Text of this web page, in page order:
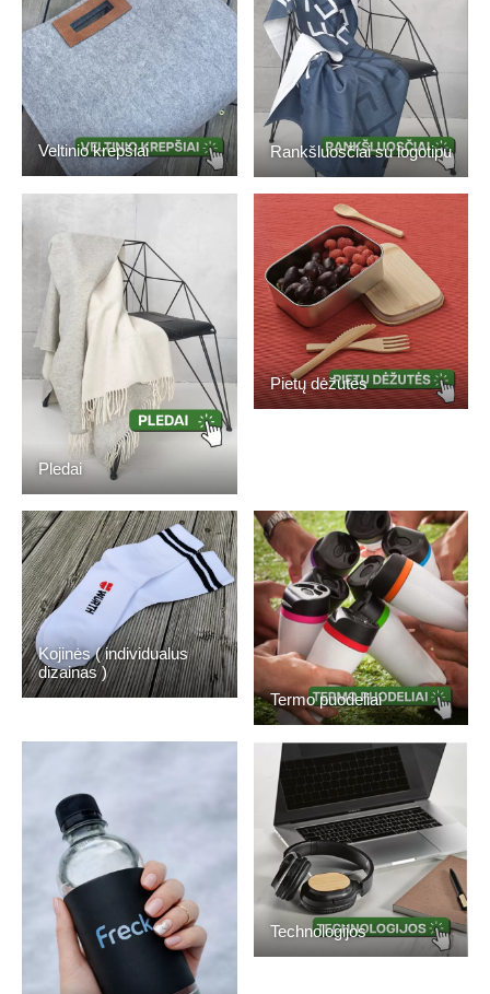
Veltinio krepšiai Rankšluosčiai su logotipu
Pledai
Pietų dėžutės
Kojinės ( individualus
dizainas )
Termo puodeliai
Technologijos